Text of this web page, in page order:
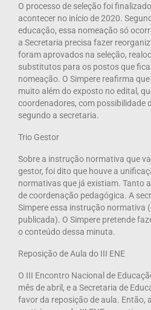
O processo de seleção foi
acontecer no início de 2020.
educação, essa nomeação só
a Secretaria precisa fazer
foram aprovados na seleção,
substitutos para os postos que
nomeação. O Simpere reafirma
muito além do exposto no edital,
coordenadores, com possibilidade
segundo a secretaria.
Trio Gestor
Sobre a instrução normativa que
gestor, foi dito que houve a
normativas que já existiam. Tanto
de coordenação pedagógica. A
Simpere essa instrução normativa
publicada). O Simpere pretende
o conteúdo dessa minuta.
Reposição de Aula do III ENE
O III Encontro Nacional de
mês de abril, e a Secretaria de
favor da reposição de aula. Então,